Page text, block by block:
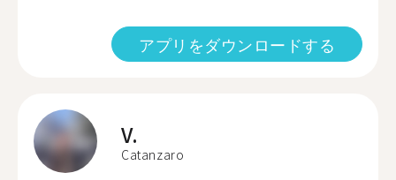
アプリをダウンロードする
V.
Catanzaro